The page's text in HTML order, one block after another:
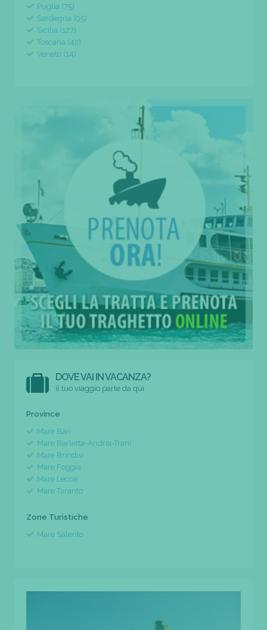
Puglia (75)
Sardegna (95)
Sicilia (127)
Toscana (42)
Veneto (14)
DOVE VAI IN VACANZA?
il tuo viaggio parte da qui
Province
Mare Bari
Mare Barletta-Andria-Trani
Mare Brindisi
Mare Foggia
Mare Lecce
Mare Taranto
Zone Turistiche
Mare Salento